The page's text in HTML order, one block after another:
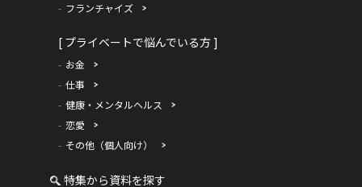
フランチャイズ
[ プライベートで悩んでいる方 ]
お金
仕事
健康・メンタルヘルス
恋愛
その他（個人向け）
特集から資料を探す